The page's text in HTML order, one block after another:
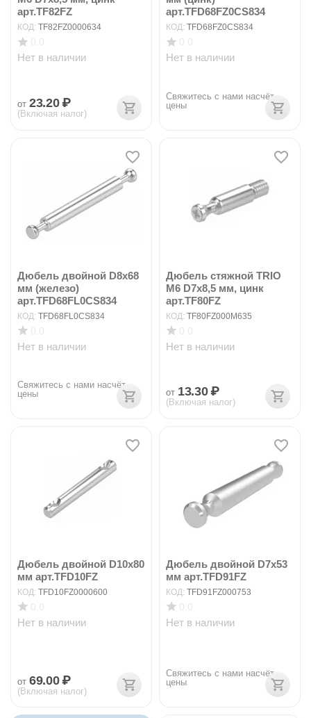
арт.TF82FZ
КОД: TF82FZ0000634
Нет в наличии
от 23.20 ₽
(Включая налог)
арт.TFD68FZ0CS834
КОД: TFD68FZ0CS834
Нет в наличии
Свяжитесь с нами насчёт
цены
Дюбель двойной D8x68
мм (железо)
арт.TFD68FL0CS834
КОД: TFD68FL0CS834
Нет в наличии
Свяжитесь с нами насчёт
цены
Дюбель стяжной TRIO
М6 D7х8,5 мм, цинк
арт.TF80FZ
КОД: TF80FZ000M635
Нет в наличии
от 13.30 ₽
(Включая налог)
Дюбель двойной D10x80
мм арт.TFD10FZ
КОД: TFD10FZ0000600
Нет в наличии
от 69.00 ₽
(Включая налог)
Дюбель двойной D7x53
мм арт.TFD91FZ
КОД: TFD91FZ000753
Нет в наличии
Свяжитесь с нами насчёт
цены